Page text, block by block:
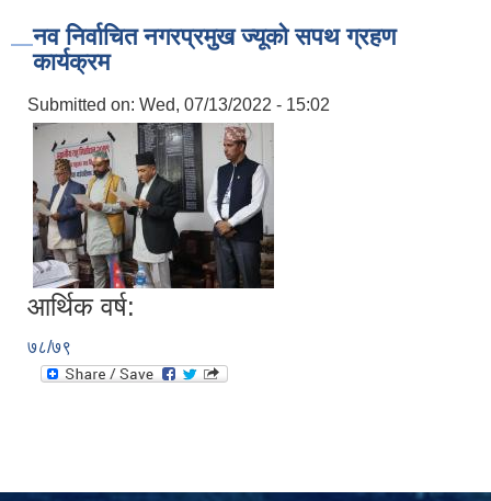
नव निर्वाचित नगरप्रमुख ज्यूको सपथ ग्रहण
कार्यक्रम
Submitted on: Wed, 07/13/2022 - 15:02
आर्थिक वर्ष:
७८/७९